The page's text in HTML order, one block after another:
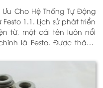
Cho Hệ Thống Tự Động
là Festo. Được thành